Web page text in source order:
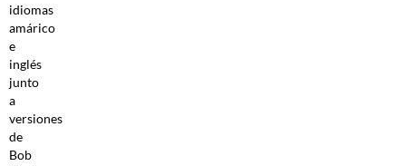
idiomas
amárico
e
inglés
junto
a
versiones
de
Bob